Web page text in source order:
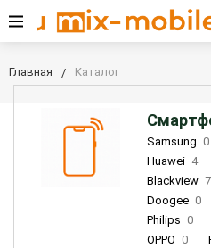
Главная Каталог
Samsung 0
Huawei 4
Blackview 7
Doogee 0
Philips 0
OPPO 0